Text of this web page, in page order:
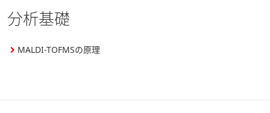
分析基礎
MALDI-TOFMSの原理